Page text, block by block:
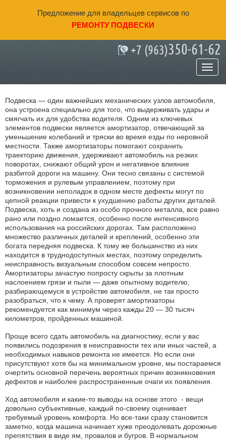
Предложение для владельцев сервисов по
РЕМОНТУ ПОДВЕСКИ
+7 (963)350-61-62
Подвеска — один важнейших механических узлов автомобиля,
она устроена специально для того, что выдерживать удары и
смягчать их для удобства водителя. Одним из ключевых
элементов подвески является амортизатор, отвечающий за
уменьшение колебаний и тряски во время езды по неровной
местности. Также амортизаторы помогают сохранить
траекторию движения, удерживают автомобиль на резких
поворотах, снижают общий урон и негативное влияние
разбитой дороги на машину. Они тесно связаны с системой
торможения и рулевым управлением, поэтому при
возникновении неполадок в одном месте дефекты могут по
цепной реакции привести к ухудшению работы других деталей.
Подвеска, хоть и создана из особо прочного металла, все равно
рано или поздно ломается, особенно после интенсивного
использования на российских дорогах. Там расположено
множество различных деталей и креплений, особенно эти
богата передняя подвеска. К тому же большинство из них
находится в труднодоступных местах, поэтому определить
неисправность визуальным способом совсем непросто.
Амортизаторы зачастую попросту скрыты за плотным
наслоением грязи и пыли — даже опытному водителю,
разбирающемуся в устройстве автомобиля, не так просто
разобраться, что к чему. А проверят амортизаторы
рекомендуется как минимум через кажды 20 — 30 тысяч
километров, пройденных машиной.
Проще всего сдать автомобиль на диагностику, если у вас
появились подозрения в неисправности тех или иных частей, а
необходимых навыков ремонта не имеется. Но если они
присутствуют хотя бы на минимальном уровне, мы постараемся
очертить основной перечень вероятных причин возникновения
дефектов и наиболее распространенные очаги их появления.
Ход автомобиля и какие-то выводы на основе этого - вещи
довольно субъективные, каждый по-своему оценивает
требуемый уровень комфорта. Но все-таки сразу становится
заметно, когда машина начинает хуже преодолевать дорожные
препятствия в виде ям, провалов и бугров. В нормальном